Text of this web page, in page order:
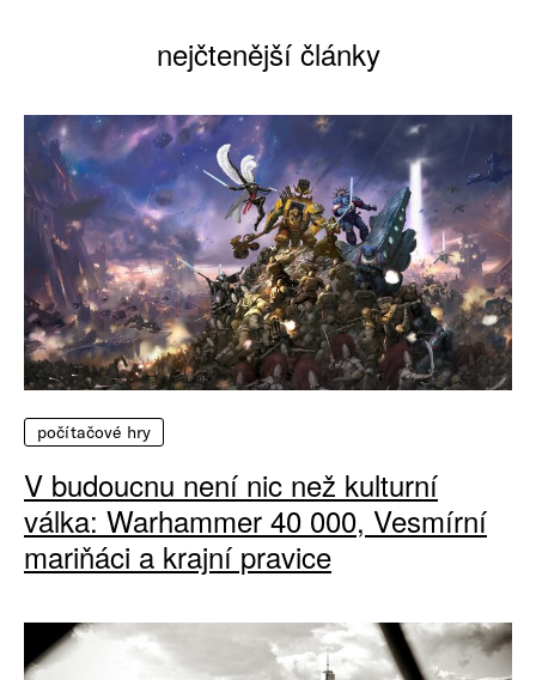
nejčtenější články
počítačové hry
V budoucnu není nic než kulturní
válka: Warhammer 40 000, Vesmírní
mariňáci a krajní pravice